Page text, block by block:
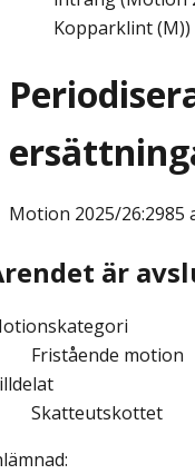
Kopparklint (M))
Motion 2025/
är
Fristående motion
Skatteutskottet
: